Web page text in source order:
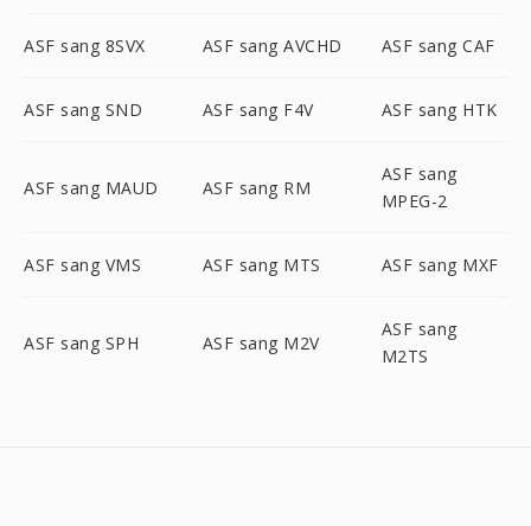
ASF sang 8SVX ASF sang AVCHD ASF sang CAF
ASF sang SND ASF sang F4V ASF sang HTK
ASF sang MAUD ASF sang RM
ASF sang
MPEG-2
ASF sang VMS ASF sang MTS ASF sang MXF
ASF sang SPH ASF sang M2V
ASF sang
M2TS